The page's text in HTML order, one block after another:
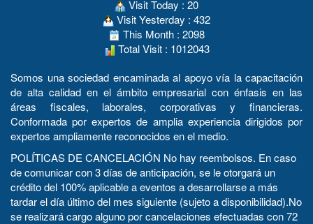
Visit Today : 20
Visit Yesterday : 432
This Month : 2098
Total Visit : 1012043
Somos una sociedad encaminada al apoyo vía la capacitación
de alta calidad en el ámbito empresarial con énfasis en las
áreas fiscales, laborales, corporativas y financieras.
Conformada por expertos de amplia experiencia dirigidos por
expertos ampliamente reconocidos en el medio.
POLÍTICAS DE CANCELACIÓN No hay reembolsos. En caso
de comunicar con 3 días de anticipación, se le otorgará un
crédito del 100% aplicable a eventos a desarrollarse a más
tardar el día último del mes siguiente (sujeto a disponibilidad).No
se realizará cargo alguno por cancelaciones efectuadas con 72